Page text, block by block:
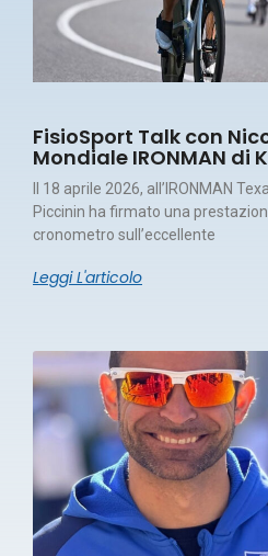
FisioSport Talk con
Mondiale IRONMAN di
Il 18 aprile 2026, all’IRONMAN
Piccinin ha firmato una
cronometro sull’eccellente
Leggi L'articolo